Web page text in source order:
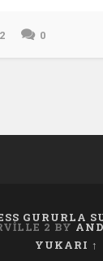
0
GURURLA
2 BY
YUKARI ↑